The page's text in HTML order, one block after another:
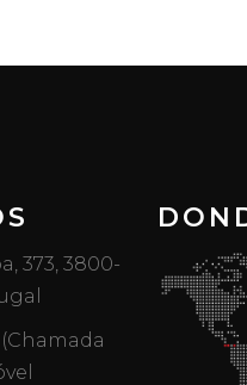
373, 3800-
(Chamada